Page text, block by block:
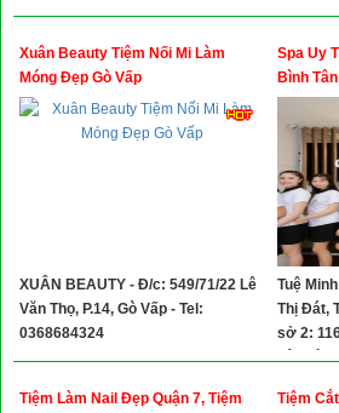
0922.113.115 - 0989.723.615 -
Xuân Beauty Tiệm Nối Mi Làm
Móng Đẹp Gò Vấp
XUÂN BEAUTY - Đ/c: 549/71/22 Lê
Văn Thọ, P.14, Gò Vấp - Tel:
0368684324
Spa Uy
Bình Tân
Tuệ
Thị Đát,
sở 2:
Tân
Tiệm Làm Nail Đẹp Quận 7, Tiệm
Tiệm